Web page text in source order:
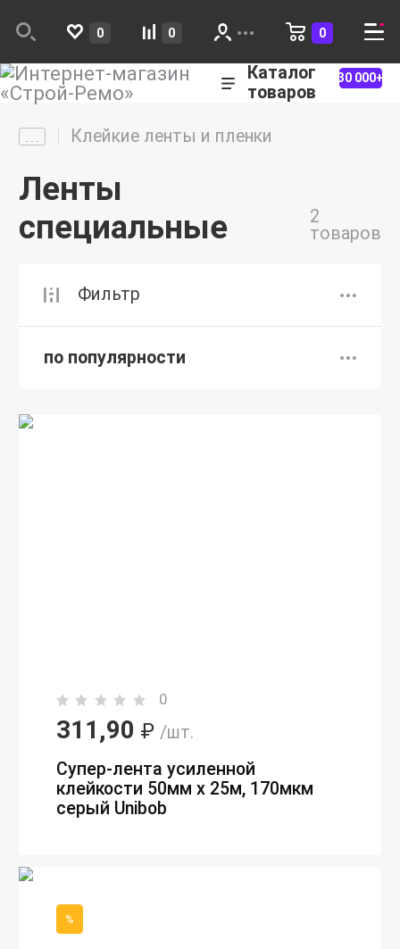
0 0 0
Каталог
товаров
30 000+
Клейкие ленты и пленки
Ленты
специальные
2
товаров
Фильтр
по популярности
0
311,90 ₽ /шт.
Супер-лента усиленной
клейкости 50мм х 25м, 170мкм
серый Unibob
%